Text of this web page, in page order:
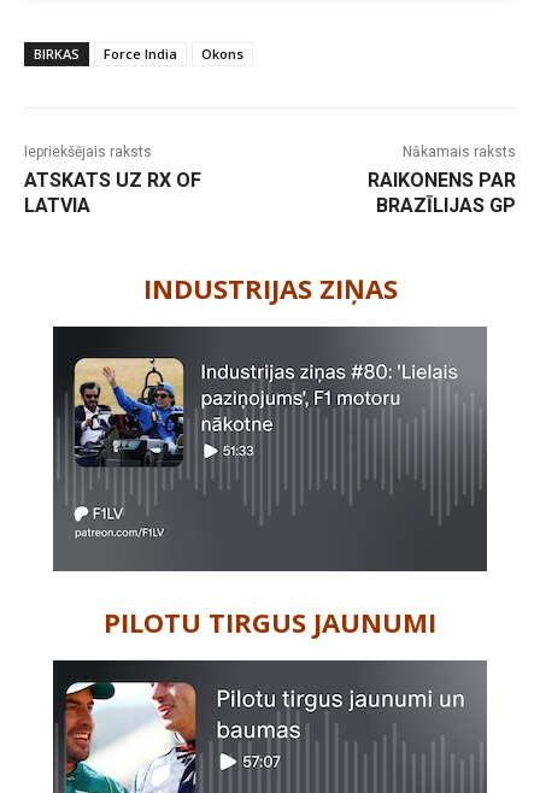
BIRKAS Force India Okons
Iepriekšējais raksts
ATSKATS UZ RX OF
LATVIA
Nākamais raksts
RAIKONENS PAR
BRAZĪLIJAS GP
INDUSTRIJAS ZIŅAS
PILOTU TIRGUS JAUNUMI